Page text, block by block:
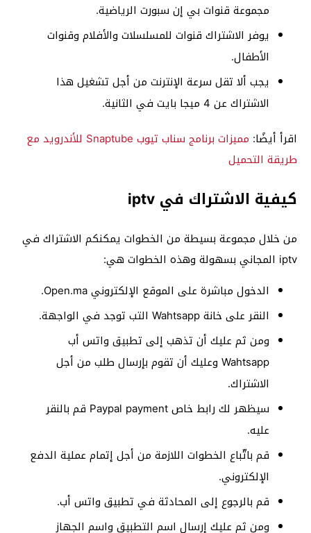
مجموعة قنوات بي إن سبورت الرياضية.
يوفر الاشتراك قنوات للمسلسلات والأفلام وقنوات
الأطفال.
يجب ألا تقل سرعة الإنترنت من أجل تشغيل هذا
الاشتراك عن 4 ميجا بايت في الثانية.
اقرأ أيضًا:
مميزات برنامج سناب تيوب Snaptube للأندرويد مع
طريقة التحميل
كيفية الاشتراك في iptv
من خلال مجموعة بسيطة من الخطوات يمكنكم الاشتراك في
iptv المجاني بسهولة وهذه الخطوات هي:
الدخول مباشرة على الموقع الإلكتروني Open.ma.
النقر على خانة Wahtsapp التب توجد في الواجهة.
ومن ثم عليك أن تذهب إلى تطبيق واتس أب
Wahtsapp وعليك أن تقوم بإرسال طلب من أجل
الاشتراك.
سيظهر لك رابط خاص Paypal payment قم بالنقر
عليه.
قم باتّباع الخطوات اللازمة من أجل إتمام عملية الدفع
الإلكتروني.
قم بالرجوع إلى المحادثة في تطبيق واتس أب.
ومن ثم عليك إرسال اسم التطبيق واسم الجهاز